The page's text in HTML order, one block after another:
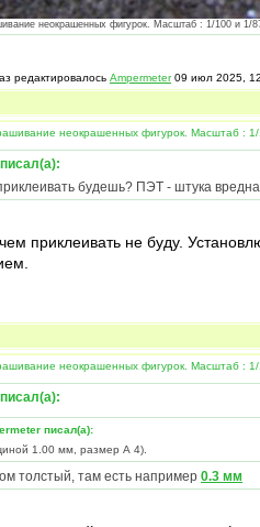
неокрашенных фигурок. Масштаб : 1/100 и 1/
редактировалось Ampermeter09 июл 2025,
неокрашенных фигурок. Масштаб :
будешь? ПЭТ - штука
приклеивать не буду.
неокрашенных фигурок. Масштаб :
писал(а):
1.00 мм, размер А 4).
толстый, там есть например 0.3 мм